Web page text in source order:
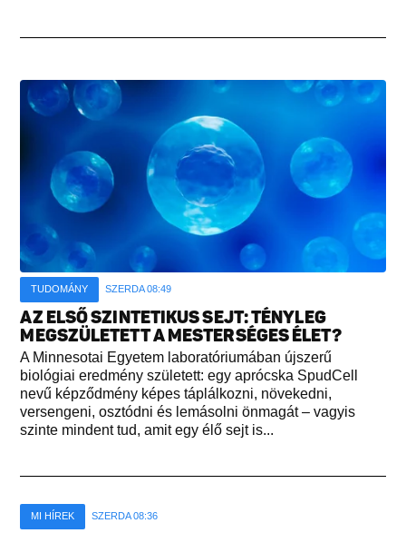
TUDOMÁNY SZERDA 08:49
AZ ELSŐ SZINTETIKUS SEJT: TÉNYLEG
MEGSZÜLETETT A MESTERSÉGES ÉLET?
A Minnesotai Egyetem laboratóriumában újszerű
biológiai eredmény született: egy aprócska SpudCell
nevű képződmény képes táplálkozni, növekedni,
versengeni, osztódni és lemásolni önmagát – vagyis
szinte mindent tud, amit egy élő sejt is...
MI HÍREK SZERDA 08:36